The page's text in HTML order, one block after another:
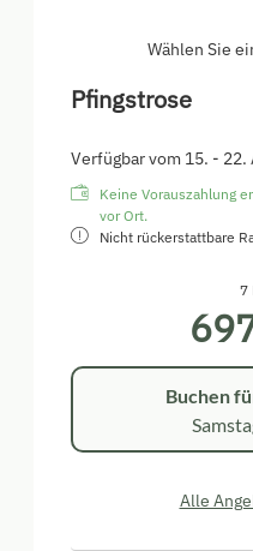
Wählen Sie
Pfingstrose
Verfügbar vom 15. - 22.
Keine Vorauszahlung
vor Ort.
Nicht rückerstattbare
7
Buchen
Alle